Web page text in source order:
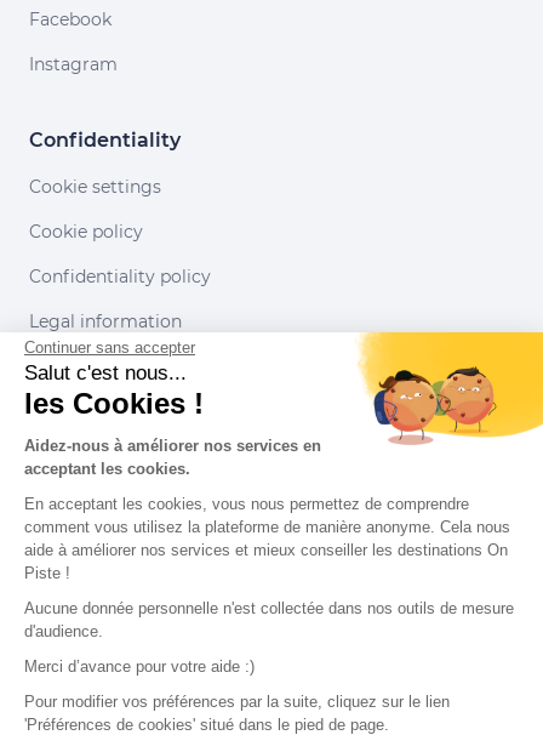
Facebook
Instagram
Confidentiality
Cookie settings
Cookie policy
Confidentiality policy
Legal information
Conditions of use
Our partners
Continuer sans accepter
Salut c'est nous...
les Cookies !
Aidez-nous à améliorer nos services en
acceptant les cookies.
En acceptant les cookies, vous nous permettez de comprendre
comment vous utilisez la plateforme de manière anonyme. Cela nous
aide à améliorer nos services et mieux conseiller les destinations On
Piste !
Aucune donnée personnelle n'est collectée dans nos outils de mesure
d'audience.
Merci d’avance pour votre aide :)
Pour modifier vos préférences par la suite, cliquez sur le lien
'Préférences de cookies' situé dans le pied de page.